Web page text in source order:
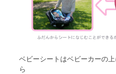
ベビーシートはベビーカーの
ら